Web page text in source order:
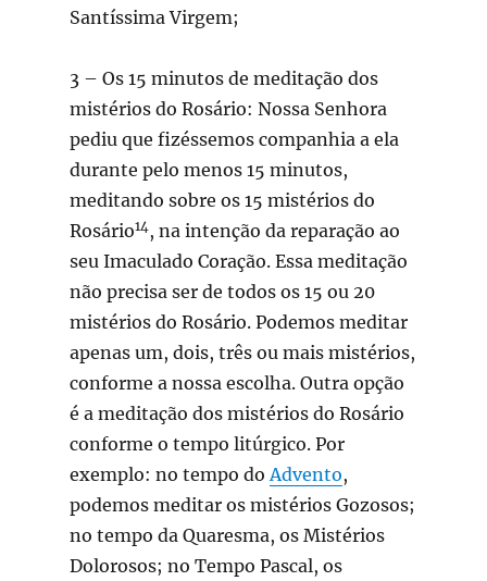
Santíssima Virgem;
3 – Os 15 minutos de meditação dos
mistérios do Rosário: Nossa Senhora
pediu que fizéssemos companhia a ela
durante pelo menos 15 minutos,
meditando sobre os 15 mistérios do
Rosário14, na intenção da reparação ao
seu Imaculado Coração. Essa meditação
não precisa ser de todos os 15 ou 20
mistérios do Rosário. Podemos meditar
apenas um, dois, três ou mais mistérios,
conforme a nossa escolha. Outra opção
é a meditação dos mistérios do Rosário
conforme o tempo litúrgico. Por
exemplo: no tempo do Advento,
podemos meditar os mistérios Gozosos;
no tempo da Quaresma, os Mistérios
Dolorosos; no Tempo Pascal, os